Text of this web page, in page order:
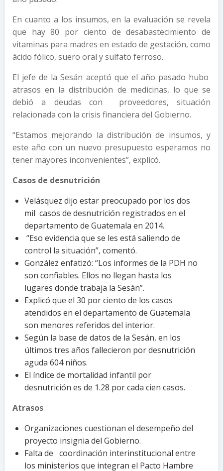
En cuanto a los insumos, en la evaluación se revela
que hay 80 por ciento de desabastecimiento de
vitaminas para madres en estado de gestación, como
ácido fólico, suero oral y sulfato ferroso.
El jefe de la Sesán aceptó que el año pasado hubo
atrasos en la distribución de medicinas, lo que se
debió a deudas con proveedores, situación
relacionada con la crisis financiera del Gobierno.
“Estamos mejorando la distribución de insumos, y
este año con un nuevo presupuesto esperamos no
tener mayores inconvenientes”, explicó.
Casos de desnutrición
Velásquez dijo estar preocupado por los dos
mil casos de desnutrición registrados en el
departamento de Guatemala en 2014.
“Eso evidencia que se les está saliendo de
control la situación”, comentó.
González enfatizó: “Los informes de la PDH no
son confiables. Ellos no llegan hasta los
lugares donde trabaja la Sesán”.
Explicó que el 30 por ciento de los casos
atendidos en el departamento de Guatemala
son menores referidos del interior.
Según la base de datos de la Sesán, en los
últimos tres años fallecieron por desnutrición
aguda 604 niños.
El índice de mortalidad infantil por
desnutrición es de 1.28 por cada cien casos.
Atrasos
Organizaciones cuestionan el desempeño del
proyecto insignia del Gobierno.
Falta de coordinación interinstitucional entre
los ministerios que integran el Pacto Hambre